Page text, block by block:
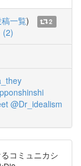
一覧)
2
(2)
@Dr_idealism
コミュニカシ